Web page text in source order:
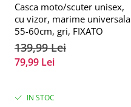
Casca moto/scuter unisex,
cu vizor, marime universala
55-60cm, gri, FIXATO
139,99 Lei
79,99 Lei
IN STOC